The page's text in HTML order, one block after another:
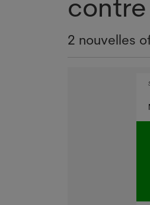
2 nouvelles